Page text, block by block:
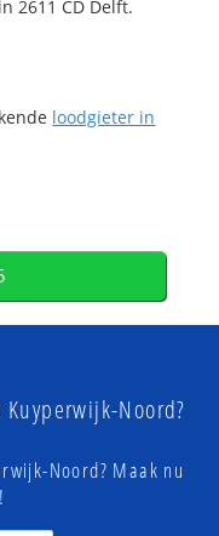
2611 CD Delft.
loodgieter in
Noord?
Noord? Maak nu